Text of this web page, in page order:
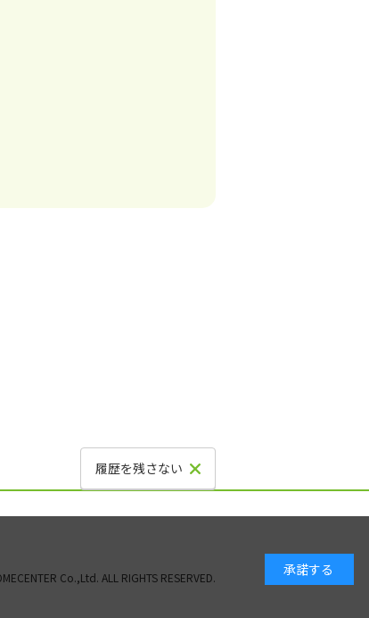
履歴を残さない
Co.,Ltd. ALL RIGHTS RESERVED.
承諾する